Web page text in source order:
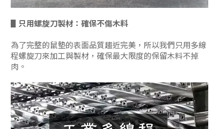
▋只用螺旋刀製材：確保不傷木料
為了完整的鼠墊的表面品質趨近完美，所以我們只用多線
程螺旋刀來加工與製材，確保最大限度的保留木料不掉
肉。